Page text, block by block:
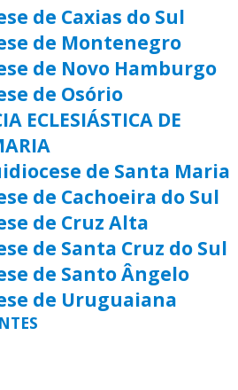
de Caxias do Sul
de Montenegro
de Novo Hamburgo
de Osório
ECLESIÁSTICA DE
de Santa Maria
de Cachoeira do Sul
de Cruz Alta
de Santa Cruz do Sul
de Santo Ângelo
de Uruguaiana